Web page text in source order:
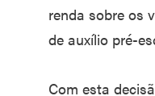
renda sobre os
de auxílio pré-
Com esta